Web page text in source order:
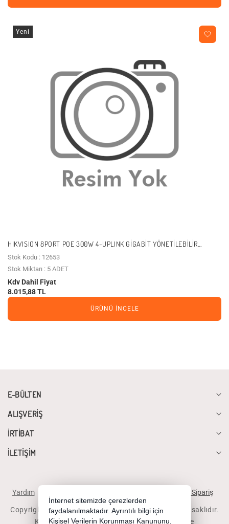
Yeni
HIKVISION 8PORT POE 300W 4-UPLINK GIGABIT YÖNETILEBILIR
SWITCH DS-3T1512HP-SI-8P4F
Stok Kodu : 12653
Stok Miktarı : 5 ADET
Kdv Dahil Fiyat
8.015,88 TL
ÜRÜNÜ İNCELE
E-BÜLTEN
ALIŞVERİŞ
İRTİBAT
İLETİŞİM
Yardım Telefonla Sipariş
Copyright 2026 diyalogbilgisayar.com - Tüm hakları saklıdır.
Kredi kartı bilgileriniz 256bit SSL sertifikası ile
İnternet sitemizde çerezlerden
faydalanılmaktadır. Ayrıntılı bilgi için
Kişisel Verilerin Korunması Kanununu,